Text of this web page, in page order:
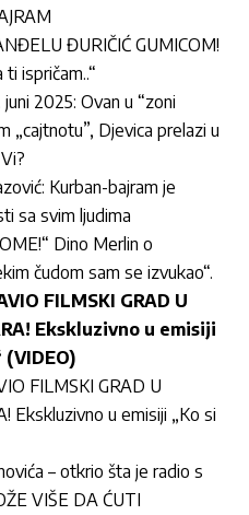
ĐURIČIĆ GUMICOM!
ispričam..“
2025: Ovan u “zoni
„cajtnotu”, Djevica prelazi u
Kurban-bajram je
sa svim ljudima
Dino Merlin o
čudom sam se izvukao“.
FILMSKI GRAD U
Ekskluzivno u emisiji
FILMSKI GRAD U
Ekskluzivno u emisiji „Ko si
– otkrio šta je radio s
VIŠE DA ĆUTI